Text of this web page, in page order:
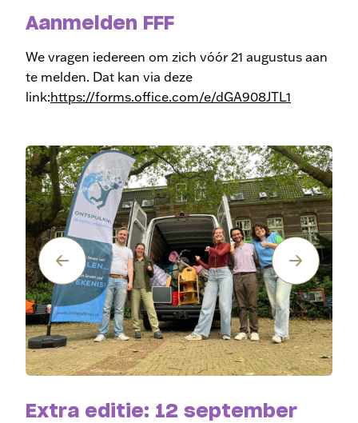
Aanmelden FFF
We vragen iedereen om zich vóór 21 augustus aan
te melden. Dat kan via deze
link:https://forms.office.com/e/dGA908JTL1
Extra editie: 12 september